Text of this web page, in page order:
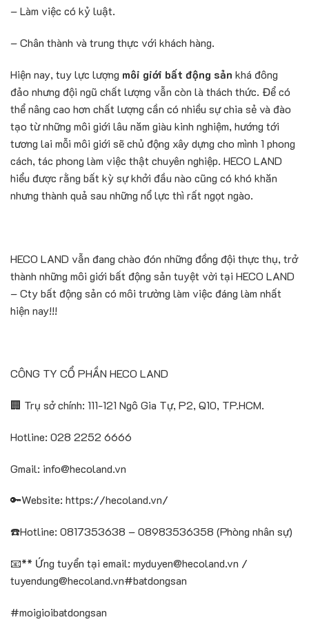
– Làm việc có kỷ luật.
– Chân thành và trung thực với khách hàng.
Hiện nay, tuy lực lượng môi giới bất động sản khá đông
đảo nhưng đội ngũ chất lượng vẫn còn là thách thức. Để có
thể nâng cao hơn chất lượng cần có nhiều sự chia sẻ và đào
tạo từ những môi giới lâu năm giàu kinh nghiệm, hướng tới
tương lai mỗi môi giới sẽ chủ động xây dựng cho mình 1 phong
cách, tác phong làm việc thật chuyên nghiệp. HECO LAND
hiểu được rằng bất kỳ sự khởi đầu nào cũng có khó khăn
nhưng thành quả sau những nổ lực thì rất ngọt ngào.
HECO LAND vẫn đang chào đón những đồng đội thực thụ, trở
thành những môi giới bất động sản tuyệt vời tại HECO LAND
– Cty bất động sản có môi trường làm việc đáng làm nhất
hiện nay!!!
CÔNG TY CỔ PHẦN HECO LAND
🏢 Trụ sở chính: 111-121 Ngô Gia Tự, P2, Q10, TP.HCM.
Hotline: 028 2252 6666
Gmail: info@hecoland.vn
🔑Website: https://hecoland.vn/
☎️Hotline: 0817353638 – 08983536358 (Phòng nhân sự)
📧** Ứng tuyển tại email: myduyen@hecoland.vn /
tuyendung@hecoland.vn#batdongsan
#moigioibatdongsan